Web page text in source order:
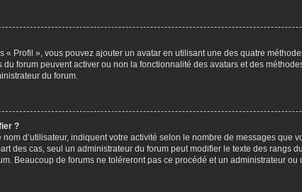
« Profil », vous pouvez ajouter un avatar en utilisant une des quatre
du forum peuvent activer ou non la fonctionnalité des avatars et des
du forum.
?
d’utilisateur, indiquent votre activité selon le nombre de messages
des cas, seul un administrateur du forum peut modifier le texte des rangs
Beaucoup de forums ne toléreront pas ce procédé et un administrateur